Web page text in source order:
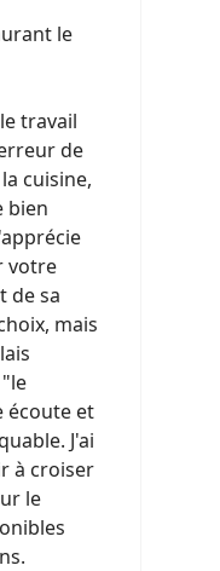
le
travail
de
cuisine,
bien
votre
de sa
mais
écoute et
J'ai
à croiser
le